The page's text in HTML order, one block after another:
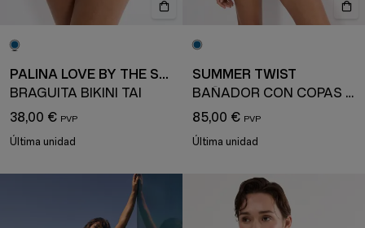
PALINA LOVE BY THE SEA
BRAGUITA BIKINI TAI
38,00 €
Última unidad
SUMMER TWIST
BAÑADOR CON COPAS ACOLCHADAS
85,00 €
Última unidad